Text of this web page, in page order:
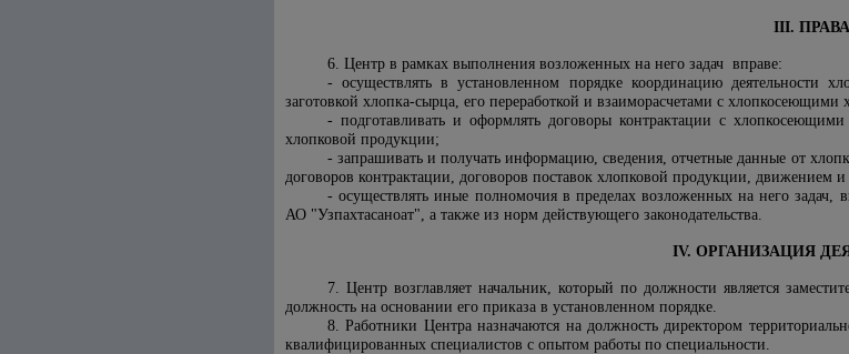
III.
6. Центр в рамках выполнения возложенных на него задач вправе:
- осуществлять в установленном порядке координацию деятельности
заготовкой хлопка-сырца, его переработкой и взаиморасчетами с хлопкосеющими
- подготавливать и оформлять договоры контрактации с
хлопковой продукции;
- запрашивать и получать информацию, сведения, отчетные данные от
договоров контрактации, договоров поставок хлопковой продукции, движением
- осуществлять иные полномочия в пределах возложенных на него
АО "Узпахтасаноат", а также из норм действующего законодательства.
IV. ОРГАНИЗАЦИЯ
7. Центр возглавляет начальник, который по должности является
должность на основании его приказа в установленном порядке.
8. Работники Центра назначаются на должностьдиректором
квалифицированных специалистов с опытом работы по специальности.